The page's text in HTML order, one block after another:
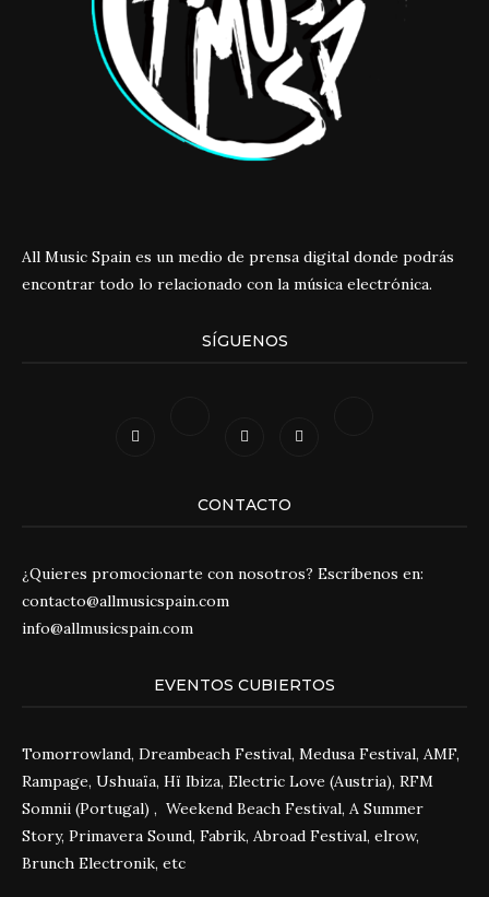
All Music Spain es un medio de prensa digital donde podrás
encontrar todo lo relacionado con la música electrónica.
SÍGUENOS
CONTACTO
¿Quieres promocionarte con nosotros? Escríbenos en:
contacto@allmusicspain.com
info@allmusicspain.com
EVENTOS CUBIERTOS
Tomorrowland, Dreambeach Festival, Medusa Festival, AMF,
Rampage, Ushuaïa, Hï Ibiza, Electric Love (Austria), RFM
Somnii (Portugal) , Weekend Beach Festival, A Summer
Story, Primavera Sound, Fabrik, Abroad Festival, elrow,
Brunch Electronik, etc